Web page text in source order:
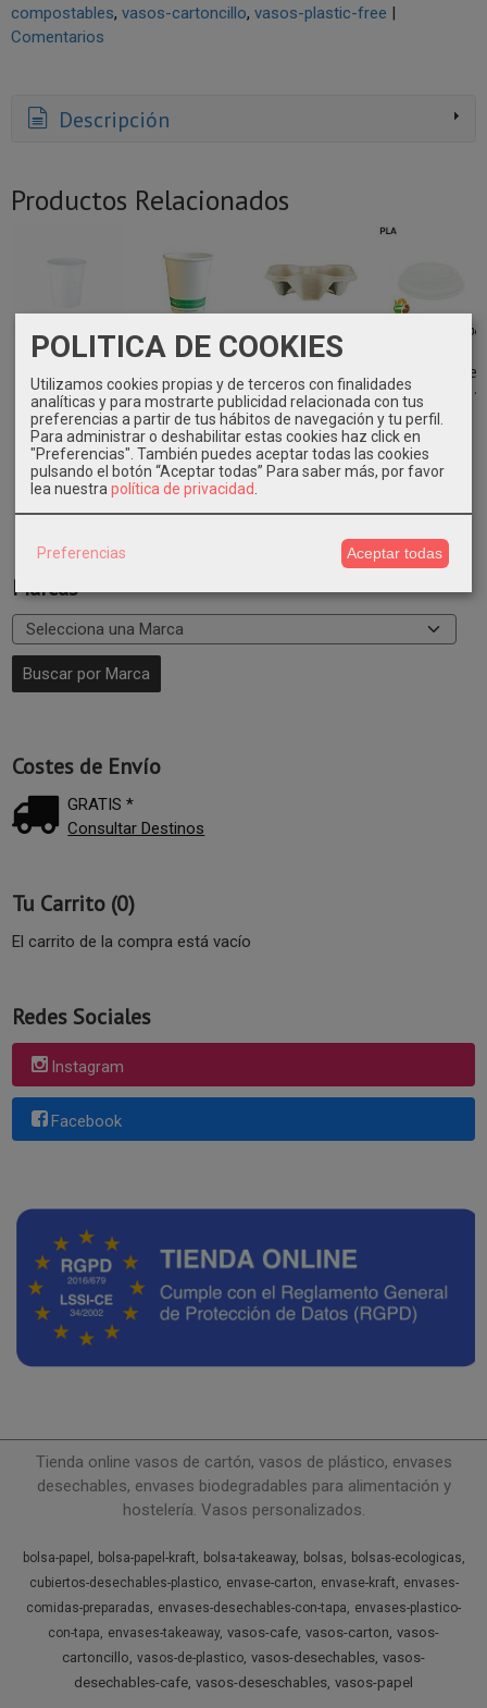
Marcas
Costes de Envío
GRATIS *
Consultar Destinos
Tu Carrito (0)
El carrito de la compra está vacío
Redes Sociales
Instagram
Facebook
compostables vasos-cartoncillo vasos-plastic-free |
Comentarios
Descripción
Productos Relacionados
Vasos papel
blanco
29,93 €
Vasos
7,5oz 1000
uni....
41,56 €
Bandeja
unidades
52,95 €
compostable
8/10oz 1000...
72,65 €
Tienda online vasos de cartón, vasos de plástico, envases
desechables, envases biodegradables para alimentación y
hostelería. Vasos personalizados.
bolsa-papel bolsa-papel-kraft bolsa-takeaway bolsas
bolsas-ecologicas
cubiertos-desechables-plastico
envase-carton envase-kraft
envases-
comidas-preparadas
envases-desechables-con-tapa
envases-plastico-
con-tapa
envases-takeaway vasos-cafe vasos-carton vasos-
cartoncillo vasos-de-plastico vasos-desechables vasos-
desechables-cafe vasos-deseschables vasos-papel
POLITICA DE COOKIES
Utilizamos cookies propias y de terceros con finalidades
analíticas y para mostrarte publicidad relacionada con tus
preferencias a partir de tus hábitos de navegación y tu perfil.
Para administrar o deshabilitar estas cookies haz click en
"Preferencias". También puedes aceptar todas las cookies
pulsando el botón “Aceptar todas” Para saber más, por favor
lea nuestra política de privacidad
Preferencias Aceptar todas